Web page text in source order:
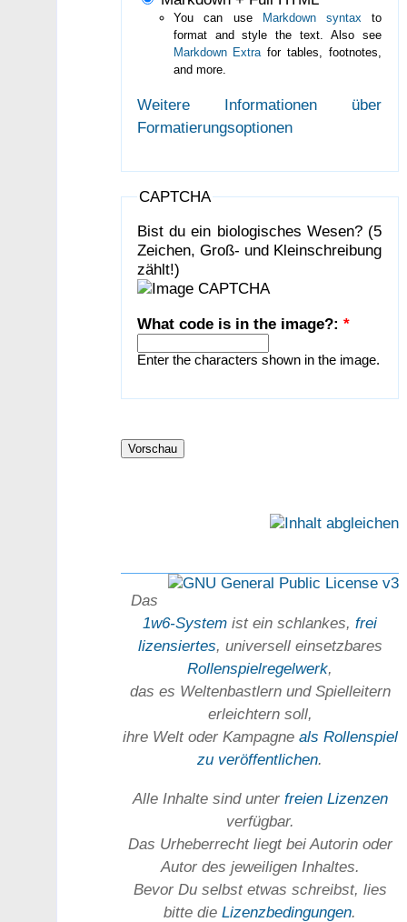
You can use Markdown syntax to
format and style the text. Also see
Markdown Extra for tables, footnotes,
and more.
Weitere Informationen über
Formatierungsoptionen
CAPTCHA
Bist du ein biologisches Wesen? (5
Zeichen, Groß- und Kleinschreibung
zählt!)
What code is in the image?:*
Enter the characters shown in the image.
Das
1w6-System ist ein schlankes,frei
lizensiertes, universell einsetz­bares
Rollen­spielregel­werk,
das es Welten­bastlern und Spiel­leitern
erleichtern soll,
ihre Welt oder Kam­pagne als Rollenspiel
zu ver­öffent­lichen.
Alle Inhalte sind unter freien Lizenzen
verfügbar.
Das Urheber­recht liegt bei Autorin oder
Autor des jeweiligen In­haltes.
Bevor Du selbst etwas schreibst, lies
bitte dieLizenz­bedingungen.